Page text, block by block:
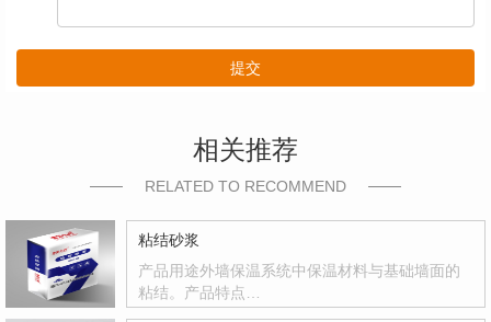
提交
相关推荐
RELATED TO RECOMMEND
粘结砂浆
产品用途外墙保温系统中保温材料与基础墙面的
粘结。产品特点…